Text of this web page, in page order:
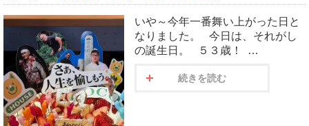
いや～今年一番舞い上がった日と
なりました。 今日は、それがし
の誕生日。 ５３歳！ …
続きを読む